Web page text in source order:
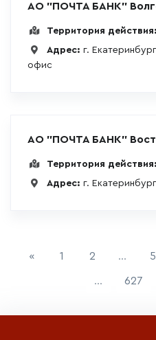
АО "ПОЧТА БАНК"
Территория действия:
Адрес: г.
офис
АО "ПОЧТА БАНК"
Территория действия:
Адрес: г.
«Previous
1 2 ... 5
... 627